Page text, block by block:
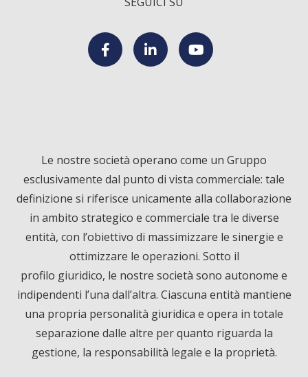
e
b
o
o
k
e
d
I
n
T
u
b
e
Le nostre società operano come un Gruppo
esclusivamente dal punto di vista commerciale: tale
definizione si riferisce unicamente alla collaborazione
in ambito strategico e commerciale tra le diverse
entità, con l’obiettivo di massimizzare le sinergie e
ottimizzare le operazioni. Sotto il
profilo giuridico, le nostre società sono autonome e
indipendenti l’una dall’altra. Ciascuna entità mantiene
una propria personalità giuridica e opera in totale
separazione dalle altre per quanto riguarda la
gestione, la responsabilità legale e la proprietà.